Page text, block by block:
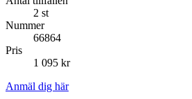
2 st
Nummer
66864
Pris
1 095 kr
Anmäl dig här